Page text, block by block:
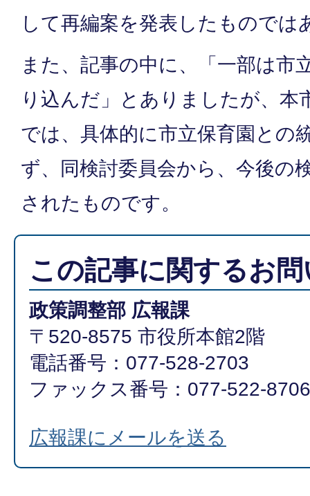
して再編案を発表したものでは
また、記事の中に、「一部は市
り込んだ」とありましたが、本
では、具体的に市立保育園との
ず、同検討委員会から、今後の
されたものです。
この記事に関するお
政策調整部 広報課
〒520-8575 市役所本館2階
電話番号：077-528-2703
ファックス番号：077-522-8706
広報課にメールを送る